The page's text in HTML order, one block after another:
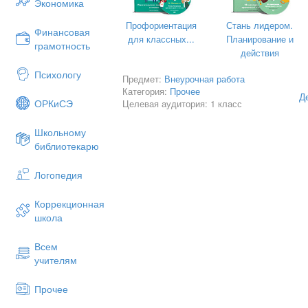
Экономика
Финансовая
грамотность
Психологу
ОРКиСЭ
Школьному
библиотекарю
Логопедия
Коррекционная
школа
Всем
учителям
Прочее
Вы друг другу помогайте,
На вопросы отвечайте
Только "Да" и только "Нет"
Дружно дайте мне ответ:
Если "нет" вы говорите,
Профориентация
для классных...
Стань лидером.
Планирование и
действия
Предмет: Внеурочная работа
Категория: Прочее
Целевая аудитория: 1 класс